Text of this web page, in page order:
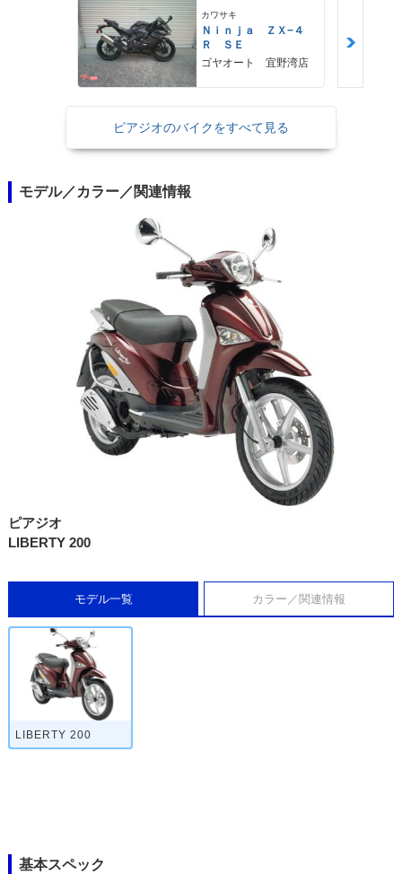
カワサキ
Ｎｉｎｊａ ＺＸ−４
Ｒ ＳＥ
ゴヤオート 宜野湾店
ピアジオのバイクをすべて見る
モデル／カラー／関連情報
ピアジオ
LIBERTY 200
モデル一覧 カラー／関連情報
LIBERTY 200
基本スペック